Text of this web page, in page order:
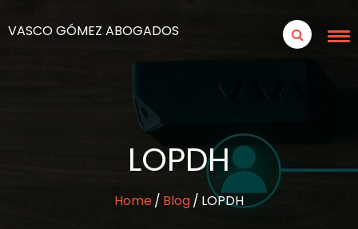
VASCO GÓMEZ ABOGADOS
LOPDH
Home Blog LOPDH